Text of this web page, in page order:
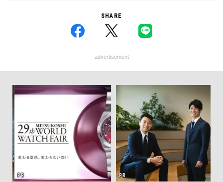
SHARE
advertisement